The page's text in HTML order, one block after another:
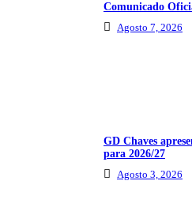
Comunicado
Agosto 7, 2026
GD Chaves
para 2026/27
Agosto 3, 2026